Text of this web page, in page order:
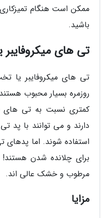
ممکن است هنگام
باشید.
تی های
تی های میکروفایبر یا
روزمره بسیار محبوب
کمتری نسبت به تی
دارند و می توانند با
استفاده شوند. اما پدهای
برای چلانده شدن
مرطوب و خشک عالی اند.
مزایا